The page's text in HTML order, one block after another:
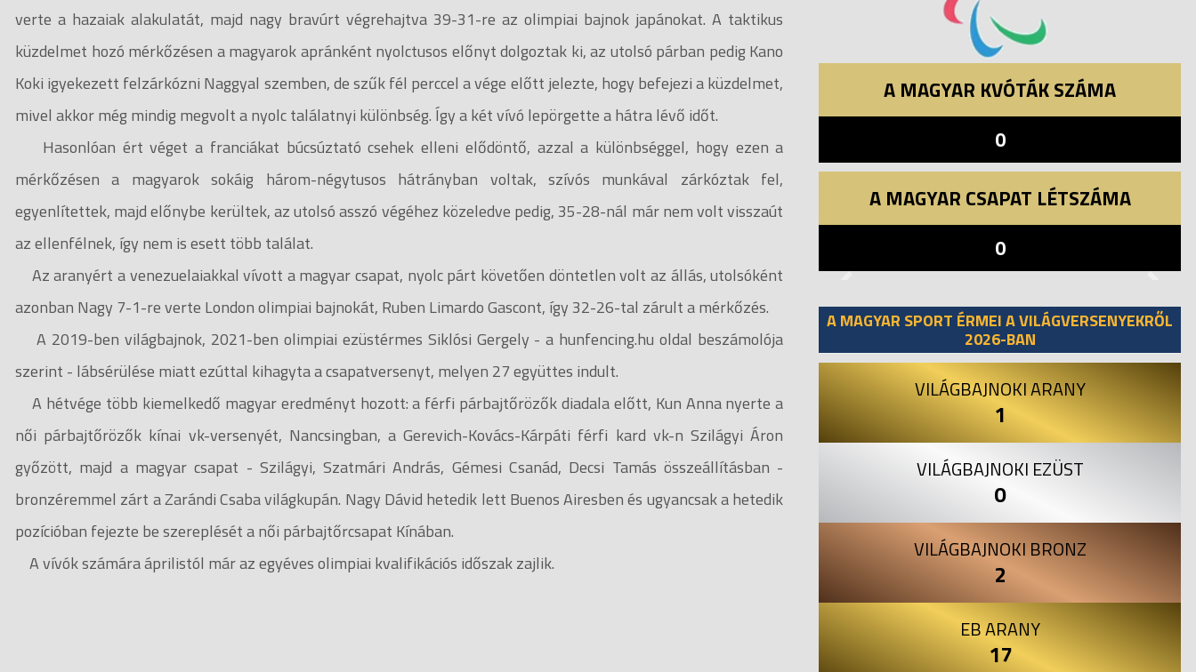
verte a hazaiak alakulatát, majd nagy bravúrt végrehajtva 39-31-re az olimpiai bajnok japánokat. A taktikus
küzdelmet hozó mérkőzésen a magyarok apránként nyolctusos előnyt dolgoztak ki, az utolsó párban pedig Kano
Koki igyekezett felzárkózni Naggyal szemben, de szűk fél perccel a vége előtt jelezte, hogy befejezi a küzdelmet,
mivel akkor még mindig megvolt a nyolc találatnyi különbség. Így a két vívó lepörgette a hátra lévő időt.
Hasonlóan ért véget a franciákat búcsúztató csehek elleni elődöntő, azzal a különbséggel, hogy ezen a
mérkőzésen a magyarok sokáig három-négytusos hátrányban voltak, szívós munkával zárkóztak fel,
egyenlítettek, majd előnybe kerültek, az utolsó asszó végéhez közeledve pedig, 35-28-nál már nem volt visszaút
az ellenfélnek, így nem is esett több találat.
Az aranyért a venezuelaiakkal vívott a magyar csapat, nyolc párt követően döntetlen volt az állás, utolsóként
azonban Nagy 7-1-re verte London olimpiai bajnokát, Ruben Limardo Gascont, így 32-26-tal zárult a mérkőzés.
A 2019-ben világbajnok, 2021-ben olimpiai ezüstérmes Siklósi Gergely - a hunfencing.hu oldal beszámolója
szerint - lábsérülése miatt ezúttal kihagyta a csapatversenyt, melyen 27 együttes indult.
A hétvége több kiemelkedő magyar eredményt hozott: a férfi párbajtőrözők diadala előtt, Kun Anna nyerte a
női párbajtőrözők kínai vk-versenyét, Nancsingban, a Gerevich-Kovács-Kárpáti férfi kard vk-n Szilágyi Áron
győzött, majd a magyar csapat - Szilágyi, Szatmári András, Gémesi Csanád, Decsi Tamás összeállításban -
bronzéremmel zárt a Zarándi Csaba világkupán. Nagy Dávid hetedik lett Buenos Airesben és ugyancsak a hetedik
pozícióban fejezte be szereplését a női párbajtőrcsapat Kínában.
A vívók számára áprilistól már az egyéves olimpiai kvalifikációs időszak zajlik.
A MAGYAR KVÓTÁK SZÁMA
0
A MAGYAR CSAPAT LÉTSZÁMA
0
A MAGYAR SPORT ÉRMEI A VILÁGVERSENYEKRŐL
2026-BAN
VILÁGBAJNOKI ARANY
1
VILÁGBAJNOKI EZÜST
0
VILÁGBAJNOKI BRONZ
2
EB ARANY
17